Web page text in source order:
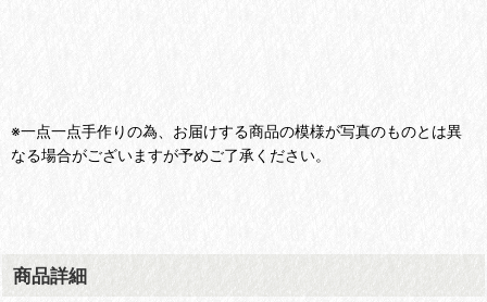
※一点一点手作りの為、お届けする商品の模様が写真のものとは異
なる場合がございますが予めご了承ください。
商品詳細